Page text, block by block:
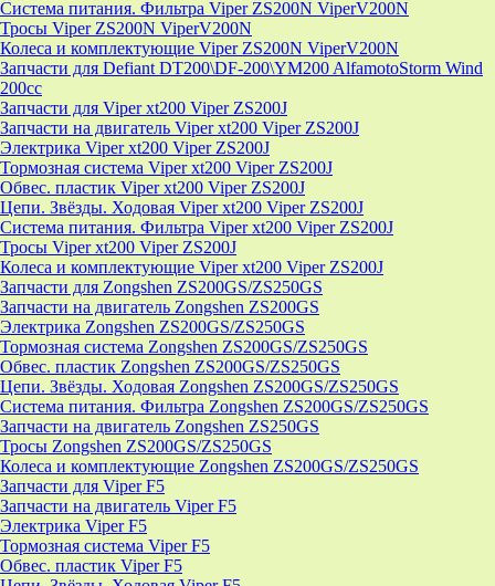
Система питания. Фильтра Viper ZS200N ViperV200N
Тросы Viper ZS200N ViperV200N
Колеса и комплектующие Viper ZS200N ViperV200N
Запчасти для Defiant DT200\DF-200\YM200 AlfamotoStorm Wind
200cc
Запчасти для Viper xt200 Viper ZS200J
Запчасти на двигатель Viper xt200 Viper ZS200J
Электрика Viper xt200 Viper ZS200J
Тормозная система Viper xt200 Viper ZS200J
Обвес. пластик Viper xt200 Viper ZS200J
Цепи. Звёзды. Ходовая Viper xt200 Viper ZS200J
Система питания. Фильтра Viper xt200 Viper ZS200J
Тросы Viper xt200 Viper ZS200J
Колеса и комплектующие Viper xt200 Viper ZS200J
Запчасти для Zongshen ZS200GS/ZS250GS
Запчасти на двигатель Zongshen ZS200GS
Электрика Zongshen ZS200GS/ZS250GS
Тормозная система Zongshen ZS200GS/ZS250GS
Обвес. пластик Zongshen ZS200GS/ZS250GS
Цепи. Звёзды. Ходовая Zongshen ZS200GS/ZS250GS
Система питания. Фильтра Zongshen ZS200GS/ZS250GS
Запчасти на двигатель Zongshen ZS250GS
Тросы Zongshen ZS200GS/ZS250GS
Колеса и комплектующие Zongshen ZS200GS/ZS250GS
Запчасти для Viper F5
Запчасти на двигатель Viper F5
Электрика Viper F5
Тормозная система Viper F5
Обвес. пластик Viper F5